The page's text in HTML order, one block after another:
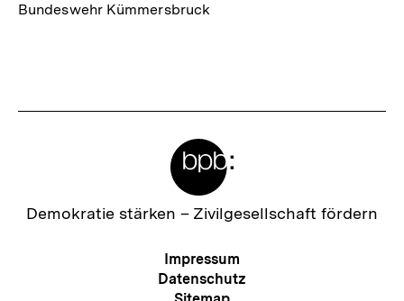
Bundeswehr Kümmersbruck
Zur
Demokratie stärken – Zivilgesellschaft fördern
Meta-
Navigation
Impressum
Datenschutz